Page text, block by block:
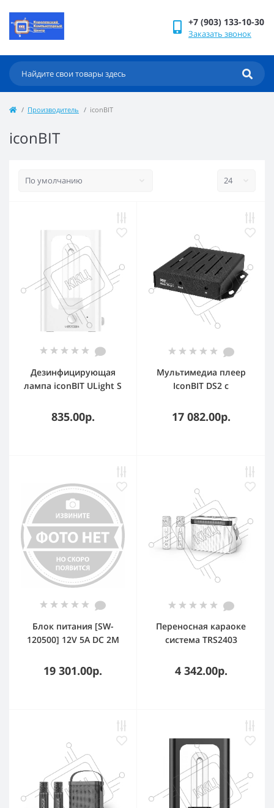
+7 (903) 133-10-30
Заказать звонок
Производитель iconBIT
iconBIT
Дезинфицирующая
лампа iconBIT ULight S
835.00р.
Мультимедиа плеер
IconBIT DS2 с
LAN и 4 Gb DDR4/32 Gb
flash. TRS2045
17 082.00р.
Блок питания [SW-
120500] 12V 5A DC 2M
19 301.00р.
Переносная караоке
система TRS2403
10Вт, 2 микрофона
Bluetooth, световые
22.3*9.6*15.7CM, белый
4 342.00р.